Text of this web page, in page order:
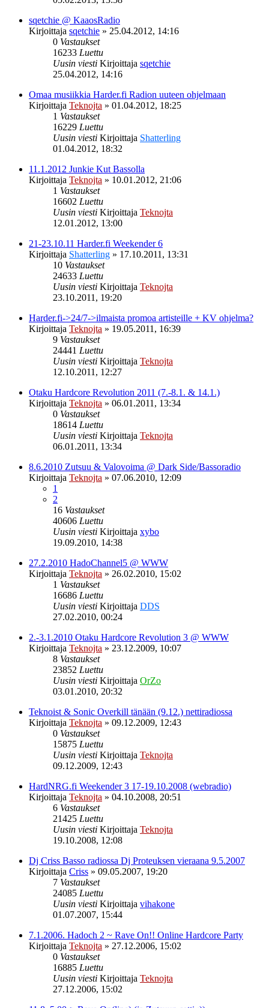
sqetchie @ KaaosRadio
Kirjoittaja sqetchie » 25.04.2012, 14:16
0 Vastaukset
16233 Luettu
Uusin viesti Kirjoittaja sqetchie
25.04.2012, 14:16
Omaa musiikkia Harder.fi Radion uuteen ohjelmaan
Kirjoittaja Teknojta » 01.04.2012, 18:25
1 Vastaukset
16229 Luettu
Uusin viesti Kirjoittaja Shatterling
01.04.2012, 18:32
11.1.2012 Junkie Kut Bassolla
Kirjoittaja Teknojta » 10.01.2012, 21:06
1 Vastaukset
16602 Luettu
Uusin viesti Kirjoittaja Teknojta
12.01.2012, 13:00
21-23.10.11 Harder.fi Weekender 6
Kirjoittaja Shatterling » 17.10.2011, 13:31
10 Vastaukset
24633 Luettu
Uusin viesti Kirjoittaja Teknojta
23.10.2011, 19:20
Harder.fi->24/7->ilmaista promoa artisteille + KV ohjelma?
Kirjoittaja Teknojta » 19.05.2011, 16:39
9 Vastaukset
24441 Luettu
Uusin viesti Kirjoittaja Teknojta
12.10.2011, 12:27
Otaku Hardcore Revolution 2011 (7.-8.1. & 14.1.)
Kirjoittaja Teknojta » 06.01.2011, 13:34
0 Vastaukset
18614 Luettu
Uusin viesti Kirjoittaja Teknojta
06.01.2011, 13:34
8.6.2010 Zutsuu & Valovoima @ Dark Side/Bassoradio
Kirjoittaja Teknojta » 07.06.2010, 12:09
1
2
16 Vastaukset
40606 Luettu
Uusin viesti Kirjoittaja xybo
19.09.2010, 14:38
27.2.2010 HadoChannel5 @ WWW
Kirjoittaja Teknojta » 26.02.2010, 15:02
1 Vastaukset
16686 Luettu
Uusin viesti Kirjoittaja DDS
27.02.2010, 00:24
2.-3.1.2010 Otaku Hardcore Revolution 3 @ WWW
Kirjoittaja Teknojta » 23.12.2009, 10:07
8 Vastaukset
23852 Luettu
Uusin viesti Kirjoittaja OrZo
03.01.2010, 20:32
Teknoist & Sonic Overkill tänään (9.12.) nettiradiossa
Kirjoittaja Teknojta » 09.12.2009, 12:43
0 Vastaukset
15875 Luettu
Uusin viesti Kirjoittaja Teknojta
09.12.2009, 12:43
HardNRG.fi Weekender 3 17-19.10.2008 (webradio)
Kirjoittaja Teknojta » 04.10.2008, 20:51
6 Vastaukset
21425 Luettu
Uusin viesti Kirjoittaja Teknojta
19.10.2008, 12:08
Dj Criss Basso radiossa Dj Proteuksen vieraana 9.5.2007
Kirjoittaja Criss » 09.05.2007, 19:20
7 Vastaukset
24085 Luettu
Uusin viesti Kirjoittaja vihakone
01.07.2007, 15:44
7.1.2006. Hadoch 2 ~ Rave On!! Online Hardcore Party
Kirjoittaja Teknojta » 27.12.2006, 15:02
0 Vastaukset
16885 Luettu
Uusin viesti Kirjoittaja Teknojta
27.12.2006, 15:02